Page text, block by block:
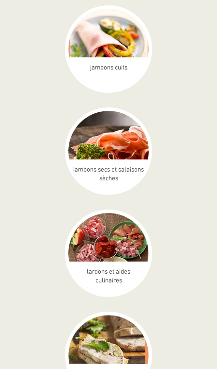
jambons cuits
jambons secs et salaisons
sèches
lardons et aides
culinaires